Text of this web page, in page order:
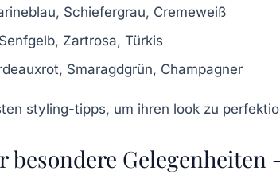
Schiefergrau, Cremeweiß
Senfgelb, Zartrosa, Türkis
Smaragdgrün, Champagner
Gelegenheiten